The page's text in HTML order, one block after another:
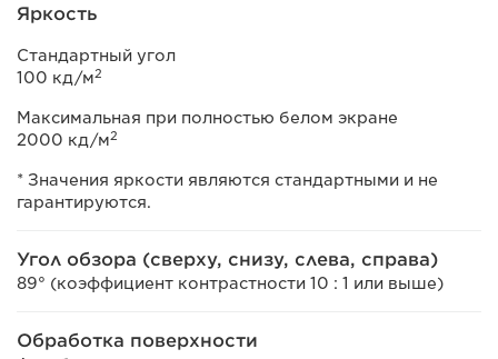
Яркость
Стандартный угол
100 кд/м2
Максимальная при полностью белом экране
2000 кд/м2
* Значения яркости являются стандартными и не
гарантируются.
Угол обзора (сверху, снизу, слева, справа)
89° (коэффициент контрастности 10 : 1 или выше)
Обработка поверхности